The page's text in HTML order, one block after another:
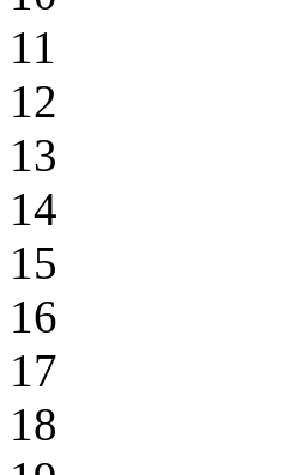
11
12
13
14
15
16
17
18